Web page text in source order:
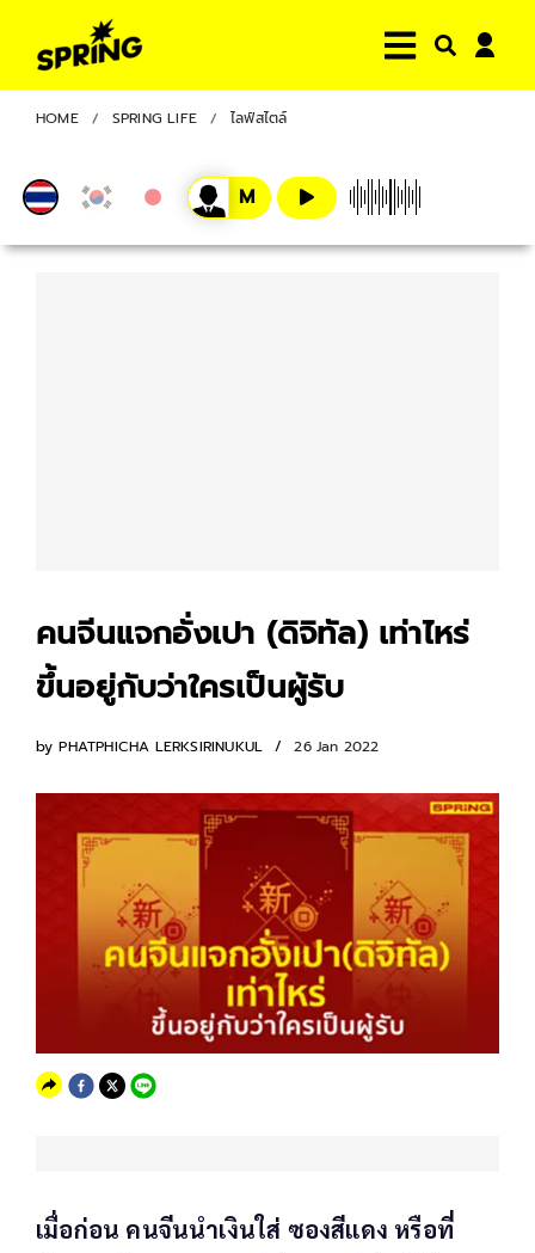
HOME SPRING LIFE ไลฟ์สไตล์
คนจีนแจกอั่งเปา (ดิจิทัล) เท่าไหร่
ขึ้นอยู่กับว่าใครเป็นผู้รับ
by PHATPHICHA LERKSIRINUKUL 26 Jan 2022
เมื่อก่อน คนจีนนำเงินใส่ ซองสีแดง หรือที่